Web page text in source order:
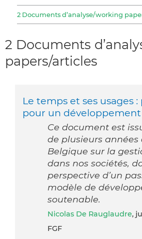
2 Documents d’analyse/working
2 Documents
papers/articles
Le temps et ses usages
pour un
Ce document est
de plusieurs
Belgique sur la
dans nos sociétés,
perspective d’un
modèle de
soutenable.
Nicolas De Rauglaudre,
FGF